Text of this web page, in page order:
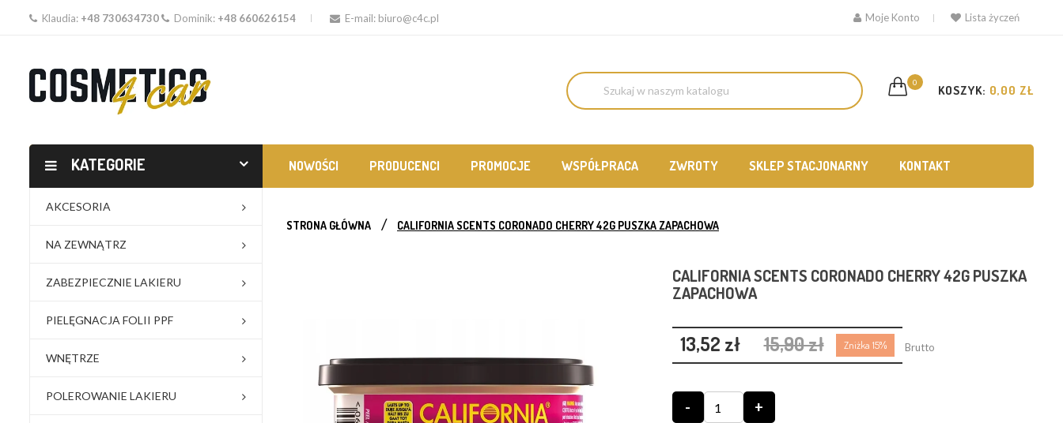
Klaudia: +48 730634730 Dominik: +48 660626154 E-mail: biuro@c4c.pl Moje Konto Lista życzeń
0
KOSZYK: 0,00 ZŁ
KATEGORIE NOWOŚCI PRODUCENCI PROMOCJE WSPÓŁPRACA ZWROTY SKLEP STACJONARNY KONTAKT
AKCESORIA
NA ZEWNĄTRZ
ZABEZPIECZNIE LAKIERU
PIELĘGNACJA FOLII PPF
WNĘTRZE
POLEROWANIE LAKIERU
STRONA GŁÓWNA CALIFORNIA SCENTS CORONADO CHERRY 42G PUSZKA ZAPACHOWA
CALIFORNIA SCENTS CORONADO CHERRY 42G PUSZKA
ZAPACHOWA
13,52 zł 15,90 zł Zniżka 15% Brutto
- +